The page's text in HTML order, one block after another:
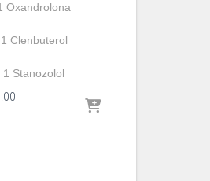
Oxandrolona
1 Clenbuterol
1 Stanozolol